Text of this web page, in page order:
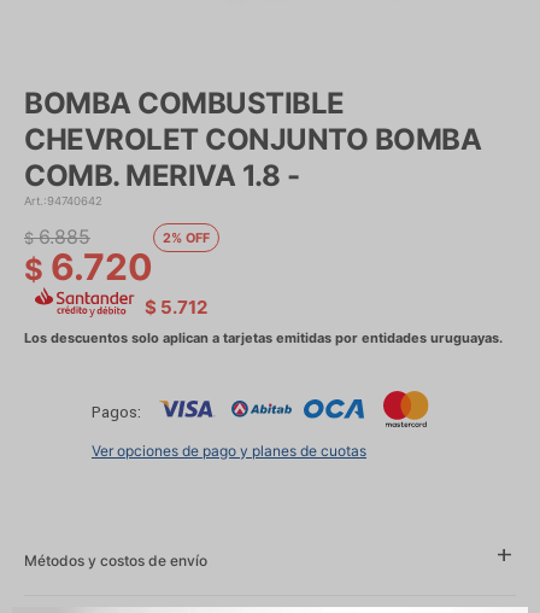
BOMBA COMBUSTIBLE
CHEVROLET CONJUNTO BOMBA
COMB. MERIVA 1.8 -
94740642
$ 6.720
$ 6.885 2
$ 5.712
Pagos:
Ver opciones de pago y planes de cuotas
Métodos y costos de envío